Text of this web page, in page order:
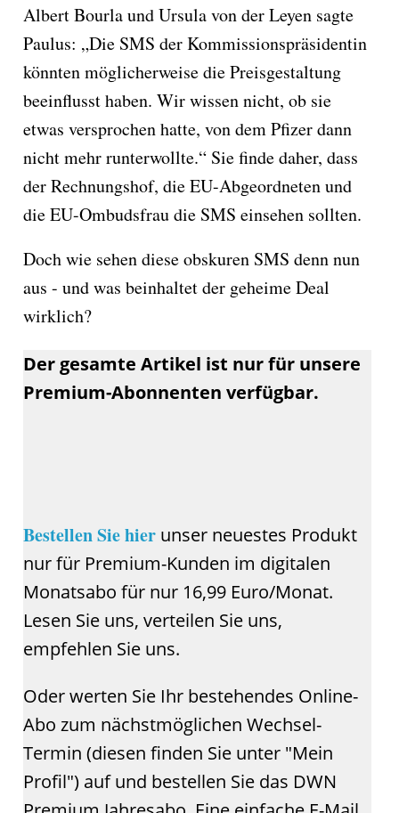
Albert Bourla und Ursula von der Leyen sagte
Paulus: „Die SMS der Kommissionspräsidentin
könnten möglicherweise die Preisgestaltung
beeinflusst haben. Wir wissen nicht, ob sie
etwas versprochen hatte, von dem Pfizer dann
nicht mehr runterwollte.“ Sie finde daher, dass
der Rechnungshof, die EU-Abgeordneten und
die EU-Ombudsfrau die SMS einsehen sollten.
Doch wie sehen diese obskuren SMS denn nun
aus - und was beinhaltet der geheime Deal
wirklich?
Der gesamte Artikel ist nur für unsere
Premium-Abonnenten verfügbar.
Bestellen Sie hier unser neuestes Produkt
nur für Premium-Kunden im digitalen
Monatsabo für nur 16,99 Euro/Monat.
Lesen Sie uns, verteilen Sie uns,
empfehlen Sie uns.
Oder werten Sie Ihr bestehendes Online-
Abo zum nächstmöglichen Wechsel-
Termin (diesen finden Sie unter "Mein
Profil") auf und bestellen Sie das DWN